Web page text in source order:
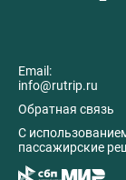
Email:
info@rutrip.ru
Обратная связь
C
пассажирские